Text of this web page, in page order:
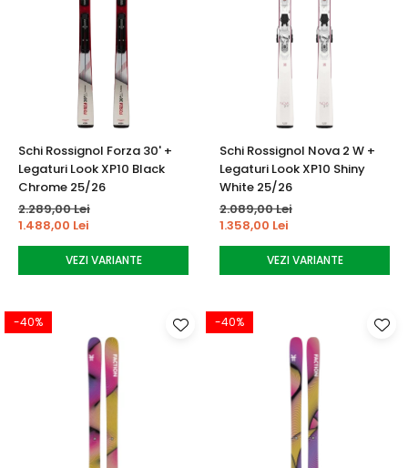
Schi Rossignol Forza 30' +
Legaturi Look XP10 Black
Chrome 25/26
2.289,00 Lei
1.488,00 Lei
VEZI VARIANTE
Schi Rossignol Nova 2 W +
Legaturi Look XP10 Shiny
White 25/26
2.089,00 Lei
1.358,00 Lei
VEZI VARIANTE
-40% -40%